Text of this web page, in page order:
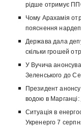
рідше отримує
Чому Арахамія
пояснення
Держава дала
скільки грошей
У Вучича
Зеленського до
Президент
водою в Марганці:
Ситуація в
Укренерго 7